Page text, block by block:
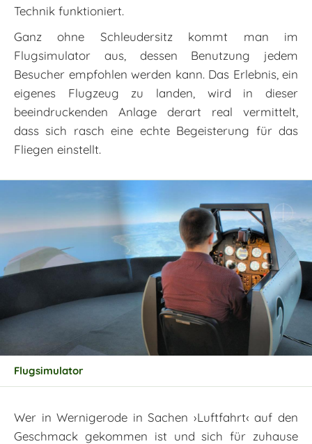
Technik funktioniert.
Ganz ohne Schleudersitz kommt man im
Flugsimulator aus, dessen Benutzung jedem
Besucher empfohlen werden kann. Das Erlebnis, ein
eigenes Flugzeug zu landen, wird in dieser
beeindruckenden Anlage derart real vermittelt,
dass sich rasch eine echte Begeisterung für das
Fliegen einstellt.
Flugsimulator
Wer in Wernigerode in Sachen ›Luftfahrt‹ auf den
Geschmack gekommen ist und sich für zuhause